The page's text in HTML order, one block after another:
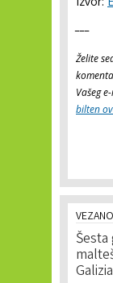
Želite
Vašeg
bilten
VEZANO
Galizia